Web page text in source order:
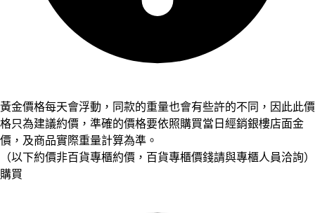
黃金價格每天會浮動，同款的重量也會有些許的不同，因此此價
格只為建議約價，準確的價格要依照購買當日經銷銀樓店面金
價，及商品實際重量計算為準。
（以下約價非百貨專櫃約價，百貨專櫃價錢請與專櫃人員洽詢）
購買